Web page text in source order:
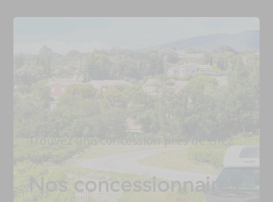
Trouvez une concession près de chez
Nos concessionnaires